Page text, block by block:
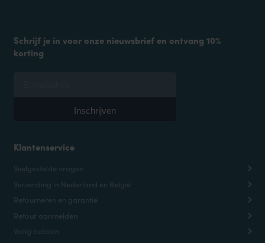
Klantenservice
Veelgestelde vragen
Verzending in Nederland en België
Retourneren en garantie
Retour aanmelden
Veilig betalen
Schrijf je in voor onze nieuwsbrief en ontvang 10%
korting